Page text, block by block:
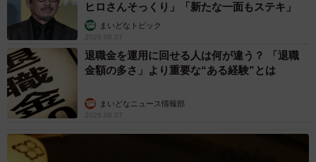
使用した機材は
ただ、ポークジンジャーさんは「魚がかなり大きめであ
ることや、食べた後に大きくなっているのに気付いたのは
家で写真を確認する時です」といいます。
定を変更したり撮った写真を確認しながらだと、その場で
ヒロさんそっくり」「新たな一面もステキ」
まいどなトピック
2026.08.07
退職金を運用に回せる人は何が違う？ 「退職
金額の多さ」より重要な“ある経験”とは
まいどなニュース情報部
2026.08.07